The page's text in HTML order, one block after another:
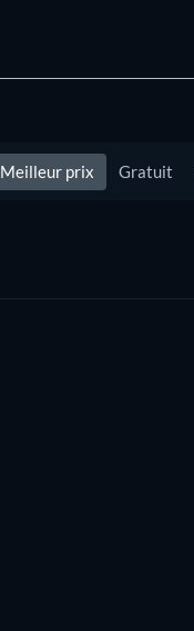
Meilleur prix Gratuit